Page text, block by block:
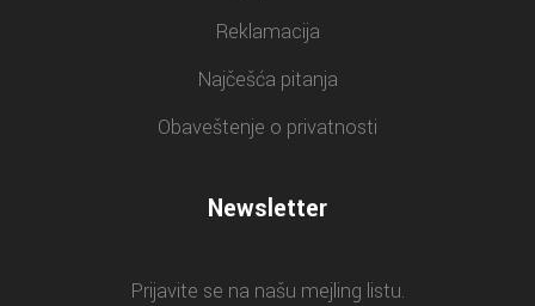
Reklamacija
Najčešća pitanja
Obaveštenje o privatnosti
Newsletter
Prijavite se na našu mejling listu.